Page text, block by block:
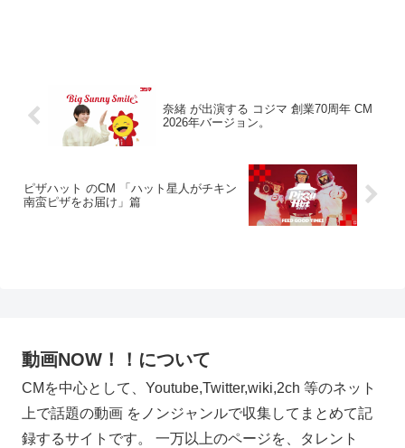
奈緒 が出演する コジマ 創業70周年 CM
2026年バージョン。
ピザハット のCM 「ハット星人がチキン
南蛮ピザをお届け」篇​
動画NOW！！について
CMを中心として、Youtube,Twitter,wiki,2ch 等のネット
上で話題の動画 をノンジャンルで収集してまとめて記
録するサイトです。 一万以上のページを、タレント